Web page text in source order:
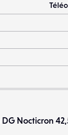
DG Nocticron